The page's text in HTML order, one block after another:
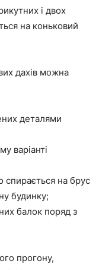
і двох
на коньковий
дахів можна
деталями
варіанті
спирається на брус
будинку;
балок поряд з
прогону,